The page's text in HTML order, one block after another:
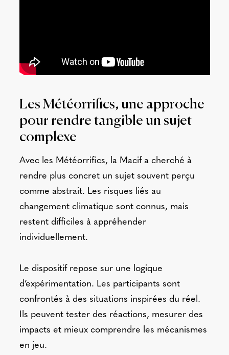
Les Météorrifics, une approche
pour rendre tangible un sujet
complexe
Avec les Météorrifics, la Macif a cherché à
rendre plus concret un sujet souvent perçu
comme abstrait. Les risques liés au
changement climatique sont connus, mais
restent difficiles à appréhender
individuellement.
Le dispositif repose sur une logique
d’expérimentation. Les participants sont
confrontés à des situations inspirées du réel.
Ils peuvent tester des réactions, mesurer des
impacts et mieux comprendre les mécanismes
en jeu.